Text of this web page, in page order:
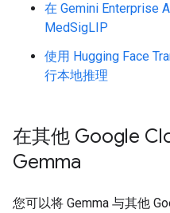
在 Gemini Enterprise
MedSigLIP
使用 Hugging Face
行本地推理
在其他 Google
Gemma
您可以将 Gemma 与其他